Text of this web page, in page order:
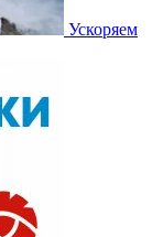
Ускоряем